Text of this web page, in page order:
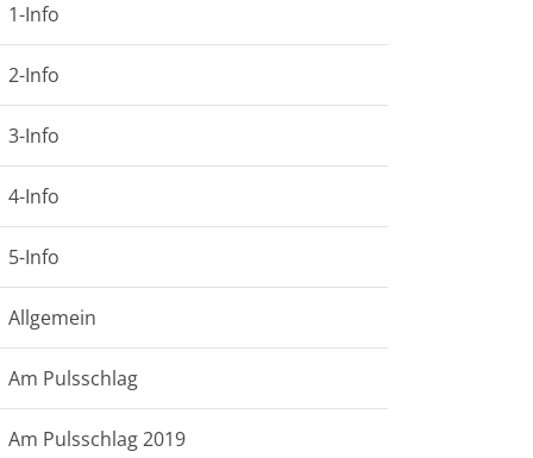
1-Info
2-Info
3-Info
4-Info
5-Info
Allgemein
Am Pulsschlag
Am Pulsschlag 2019